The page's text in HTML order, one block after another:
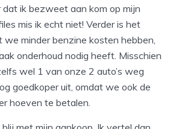
ik bezweet aan kom op mijn
mis ik echt niet! Verder is het
we minder benzine kosten hebben,
onderhoud nodig heeft. Misschien
wel 1 van onze 2 auto’s weg
goedkoper uit, omdat we ook de
hoeven te betalen.